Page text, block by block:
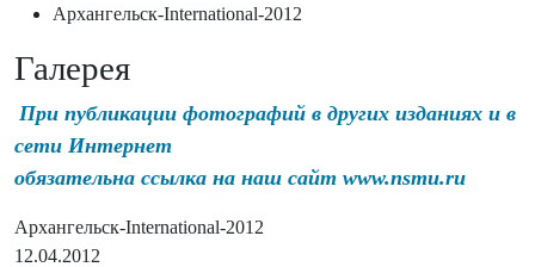
Архангельск-International-2012
Галерея
При публикации фотографий в других изданиях и в
сети Интернет
обязательна ссылка на наш сайт www.nsmu.ru
Архангельск-International-2012
12.04.2012